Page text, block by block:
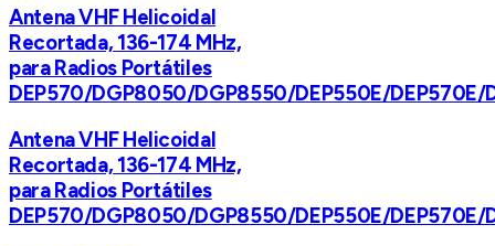
Antena VHF Helicoidal
Recortada, 136-174 MHz,
para Radios Portátiles
DEP570/DGP8050/DGP8550/DEP550E/DEP570E/
Antena VHF Helicoidal
Recortada, 136-174 MHz,
para Radios Portátiles
DEP570/DGP8050/DGP8550/DEP550E/DEP570E/